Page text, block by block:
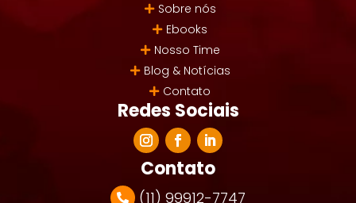
Sobre nós
Ebooks
Nosso Time
Blog & Notícias
Contato
Redes Sociais
Contato
(11) 99912-7747